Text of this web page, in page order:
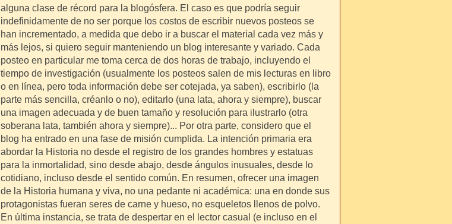
alguna clase de récord para la blogósfera. El caso es que podría seguir
indefinidamente de no ser porque los costos de escribir nuevos posteos se
han incrementado, a medida que debo ir a buscar el material cada vez más y
más lejos, si quiero seguir manteniendo un blog interesante y variado. Cada
posteo en particular me toma cerca de dos horas de trabajo, incluyendo el
tiempo de investigación (usualmente los posteos salen de mis lecturas en libro
o en línea, pero toda información debe ser cotejada, ya saben), escribirlo (la
parte más sencilla, créanlo o no), editarlo (una lata, ahora y siempre), buscar
una imagen adecuada y de buen tamaño y resolución para ilustrarlo (otra
soberana lata, también ahora y siempre)... Por otra parte, considero que el
blog ha entrado en una fase de misión cumplida. La intención primaria era
abordar la Historia no desde el registro de los grandes hombres y estatuas
para la inmortalidad, sino desde abajo, desde ángulos inusuales, desde lo
cotidiano, incluso desde el sentido común. En resumen, ofrecer una imagen
de la Historia humana y viva, no una pedante ni académica: una en donde sus
protagonistas fueran seres de carne y hueso, no esqueletos llenos de polvo.
En última instancia, se trata de despertar en el lector casual (e incluso en el